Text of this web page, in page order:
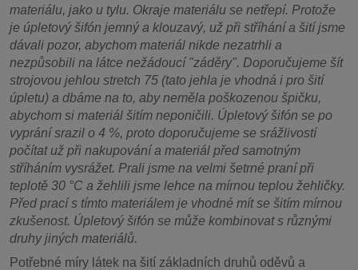
materiálu, jako u tylu. Okraje materiálu se netřepí. Protože
je úpletový šifón jemný a klouzavý, už při stříhání a šití jsme
dávali pozor, abychom materiál nikde nezatrhli a
nezpůsobili na látce nežádoucí "záděry". Doporučujeme šít
strojovou jehlou stretch 75 (tato jehla je vhodná i pro šití
úpletu) a dbáme na to, aby neměla poškozenou špičku,
abychom si materiál šitím neponičili. Úpletový šifón se po
vyprání srazil o 4 %, proto doporučujeme se srážlivostí
počítat už při nakupování a materiál před samotným
stříháním vysrážet. Prali jsme na velmi šetrné praní při
teplotě 30 °C a žehlili jsme lehce na mírnou teplou žehličky.
Před prací s tímto materiálem je vhodné mít se šitím mírnou
zkušenost. Úpletový šifón se může kombinovat s různými
druhy jiných materiálů.
Potřebné míry látek na šití základních druhů oděvů a